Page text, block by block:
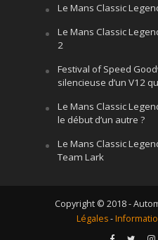
Le Mans Classic
Le Mans Classic
2
Festival of Speed
silencieuse d’un V12
Le Mans Classic
le début d’un autre ?
Le Mans Classic
Team Lark
Copyright © 2018 -
Légales-